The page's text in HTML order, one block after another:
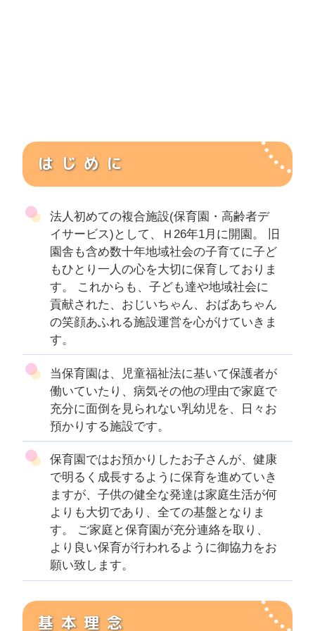
はじめに
法人初めての複合施設(保育園・高齢者デ
イサービス)として、Ｈ26年1月に開園。 旧
園舎も含め数十年地域社会の子育てに子ど
もひとり一人の心を大切に保育しておりま
す。 これからも、子ども達や地域社会に
貢献された、おじいちゃん、おばあちゃん
の笑顔あふれる施設運営を心がけていきま
す。
当保育園は、児童福祉法に基いて保護者が
働いていたり、病気その他の理由で家庭で
充分に面倒を見られない乳幼児を、日々お
預かりする施設です。
保育園ではお預かりしたお子さんが、健康
で明るく成長するように保育を進めていき
ますが、子供の健全な発達は家庭生活が何
よりも大切であり、全ての基盤となりま
す。 ご家庭と保育園が充分連絡を取り、
より良い保育が行われるように御協力をお
願い致します。
基本理念